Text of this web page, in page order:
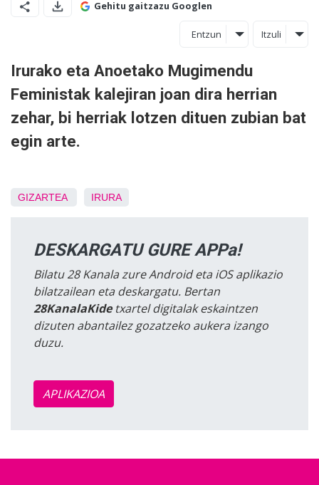
Gehitu gaitzazu Googlen
Entzun Itzuli
Irurako eta Anoetako Mugimendu
Feministak kalejiran joan dira herrian
zehar, bi herriak lotzen dituen zubian bat
egin arte.
GIZARTEA IRURA
DESKARGATU GURE APPa!
Bilatu 28 Kanala zure Android eta iOS aplikazio
bilatzailean eta deskargatu. Bertan
28KanalaKidetxartel digitalak eskaintzen
dizuten abantailez gozatzeko aukera izango
duzu.
APLIKAZIOA